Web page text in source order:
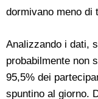
dormivano meno di
Analizzando i dati,
probabilmente non
95,5% dei
spuntino al giorno.